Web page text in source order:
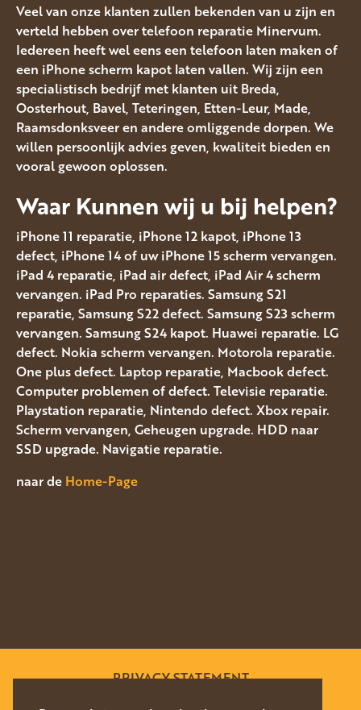
Veel van onze klanten zullen bekenden van u zijn en
verteld hebben over telefoon reparatie Minervum.
Iedereen heeft wel eens een telefoon laten maken of
een iPhone scherm kapot laten vallen. Wij zijn een
specialistisch bedrijf met klanten uit Breda,
Oosterhout, Bavel, Teteringen, Etten-Leur, Made,
Raamsdonksveer en andere omliggende dorpen. We
willen persoonlijk advies geven, kwaliteit bieden en
vooral gewoon oplossen.
Waar Kunnen wij u bij helpen?
iPhone 11 reparatie, iPhone 12 kapot, iPhone 13
defect, iPhone 14 of uw iPhone 15 scherm vervangen.
iPad 4 reparatie, iPad air defect, iPad Air 4 scherm
vervangen. iPad Pro reparaties. Samsung S21
reparatie, Samsung S22 defect. Samsung S23 scherm
vervangen. Samsung S24 kapot. Huawei reparatie. LG
defect. Nokia scherm vervangen. Motorola reparatie.
One plus defect. Laptop reparatie, Macbook defect.
Computer problemen of defect. Televisie reparatie.
Playstation reparatie, Nintendo defect. Xbox repair.
Scherm vervangen, Geheugen upgrade. HDD naar
SSD upgrade. Navigatie reparatie.
naar de Home-Page
PRIVACY STATEMENT